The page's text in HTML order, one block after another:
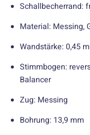
Schallbecherrand:
Material: Messing,
Wandstärke: 0,45
Stimmbogen:
Balancer
Zug: Messing
Bohrung: 13,9 mm